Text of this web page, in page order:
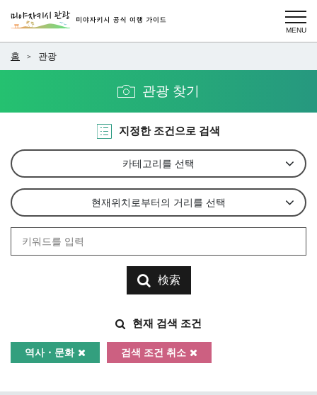
홈 관광
관광 찾기
지정한 조건으로 검색
카테고리를 선택
현재위치로부터의 거리를 선택
検索
현재 검색 조건
역사・문화 검색 조건 취소